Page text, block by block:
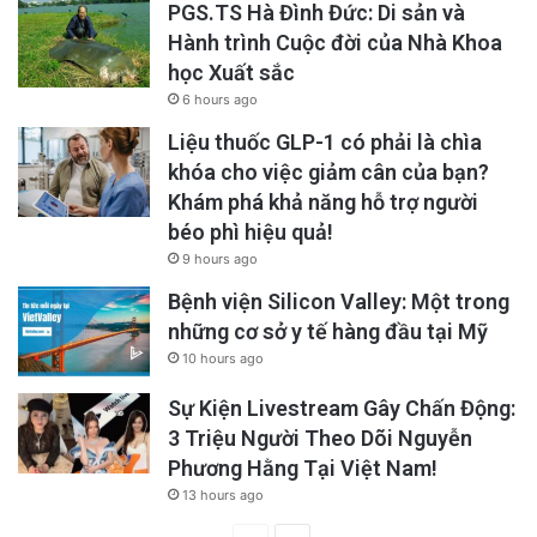
kinh tế phụ thuộc lớn vào xuất khẩu, cũng
trong tầm ảnh hưởng khi ban đầu bị đánh thuế
lên tới hơn 40% và giảm xuống còn 20% sau
đàm phán.
Tuy nhiên, từ Tháng Tư, chính quyền Trump
chính thức áp dụng thuế quan mới: mức trung
bình 20% đối với hàng hóa Việt Nam, và lên
đến 46% cho một số mặt hàng như điện thoại
thông minh và linh kiện, đây là phần mở rộng
của chính sách “thuế quan đối ứng” nhằm
giảm thâm hụt thương mại Mỹ.
Điều này dẫn đến quý II chứng kiến xuất khẩu
PGS.TS Hà Đình Đức: Di sản và
Hành trình Cuộc đời của Nhà Khoa
học Xuất sắc
6 hours ago
Liệu thuốc GLP-1 có phải là chìa
khóa cho việc giảm cân của bạn?
Khám phá khả năng hỗ trợ người
béo phì hiệu quả!
9 hours ago
Bệnh viện Silicon Valley: Một trong
những cơ sở y tế hàng đầu tại Mỹ
10 hours ago
Sự Kiện Livestream Gây Chấn Động:
3 Triệu Người Theo Dõi Nguyễn
Phương Hằng Tại Việt Nam!
13 hours ago